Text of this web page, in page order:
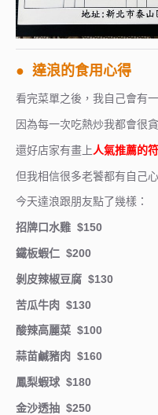
● 達浪的食用心得
看完菜單之後，我自己會有
因為每一次吃熱炒我都會很
還好店家有畫上人氣推薦的
但我相信很多老饕都有自己
今天達浪跟朋友點了幾樣：
招牌口水雞 $150
鐵板蝦仁 $200
剝皮辣椒豆腐 $130
苦瓜牛肉 $130
酸辣高麗菜 $100
蒜苗鹹豬肉 $160
鳳梨蝦球 $180
金沙透抽 $250